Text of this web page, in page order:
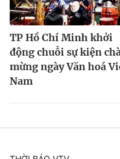
TP Hồ Chí Minh khởi
động chuỗi sự kiện
mừng ngày Văn hoá
Nam